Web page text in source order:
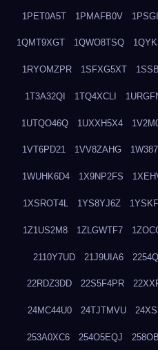
1PET0A5T 1PMAFB0V
1QMT9XGT 1QWO8TSQ
1RYOMZPR 1SFXG5XT
1T3A32QI 1TQ4XCLI
1UTQO46Q 1UXXH5X4
1VT6PD21 1VV8ZAHG
1WUHK6D4 1X9NP2FS
1XSROT4L 1YS8YJ6Z
1Z1US2M8 1ZLGWTF7
2110Y7UD 21J9UIA6
22RDZ3DD 22S5F4PR
24MC44U0 24TJTMVU
253A0XC6 254O5EQJ